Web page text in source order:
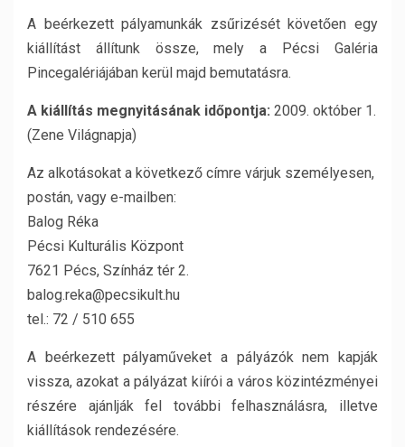
A beérkezett pályamunkák zsűrizését követően egy
kiállítást állítunk össze, mely a Pécsi Galéria
Pincegalériájában kerül majd bemutatásra.
A kiállítás megnyitásának időpontja: 2009. október 1.
(Zene Világnapja)
Az alkotásokat a következő címre várjuk személyesen,
postán, vagy e-mailben:
Balog Réka
Pécsi Kulturális Központ
7621 Pécs, Színház tér 2.
balog.reka@pecsikult.hu
tel.: 72 / 510 655
A beérkezett pályaműveket a pályázók nem kapják
vissza, azokat a pályázat kiírói a város közintézményei
részére ajánlják fel további felhasználásra, illetve
kiállítások rendezésére.